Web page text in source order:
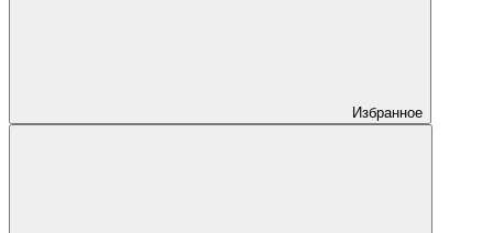
Избранное